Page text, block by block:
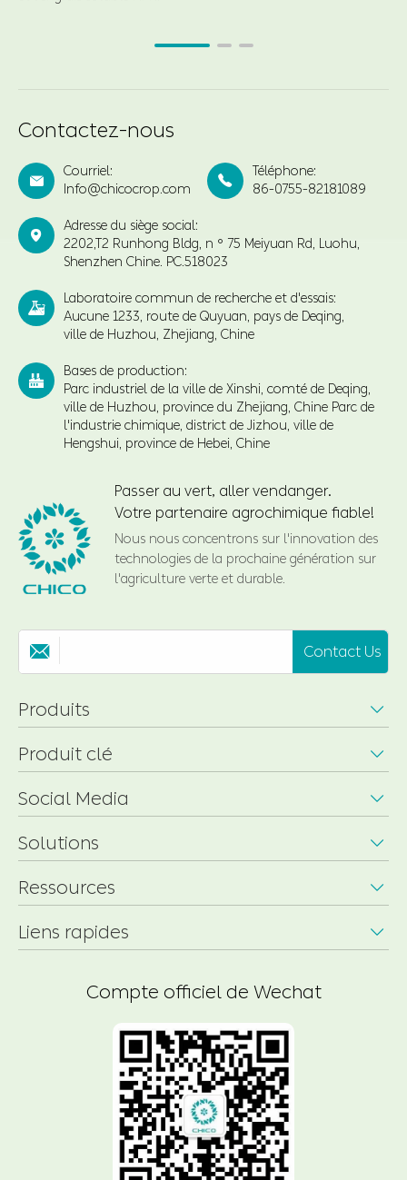
Contactez-nous

Courriel:
Info@chicocrop.com

Téléphone:
86-0755-82181089

Adresse du siège social:
2202,T2 Runhong Bldg, n ° 75 Meiyuan Rd, Luohu,
Shenzhen Chine. PC.518023

Laboratoire commun de recherche et d'essais:
Aucune 1233, route de Quyuan, pays de Deqing,
ville de Huzhou, Zhejiang, Chine

Bases de production:
Parc industriel de la ville de Xinshi, comté de Deqing,
ville de Huzhou, province du Zhejiang, Chine Parc de
l'industrie chimique, district de Jizhou, ville de
Hengshui, province de Hebei, Chine
Passer au vert, aller vendanger.
Votre partenaire agrochimique fiable!
Nous nous concentrons sur l'innovation des
technologies de la prochaine génération sur
l'agriculture verte et durable.
 Contact Us
Produits 
Produit clé 
Social Media 
Solutions 
Ressources 
Liens rapides 
Compte officiel de Wechat